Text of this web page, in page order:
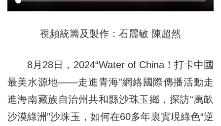
視頻統籌及製作：石麗敏 陳超然
8月28日，2024“Water of China！打卡中國
最美水源地——走進青海”網絡國際傳播活動走
進海南藏族自治州共和縣沙珠玉鄉，探訪“萬畝
沙漠綠洲”沙珠玉，如何在60多年裏實現綠色“逆